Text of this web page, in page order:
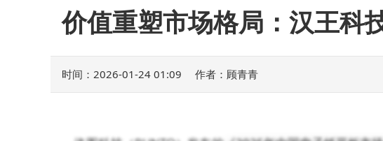
价值重塑市场格局：汉王科
时间：2026-01-24 01:09 作者：顾青青